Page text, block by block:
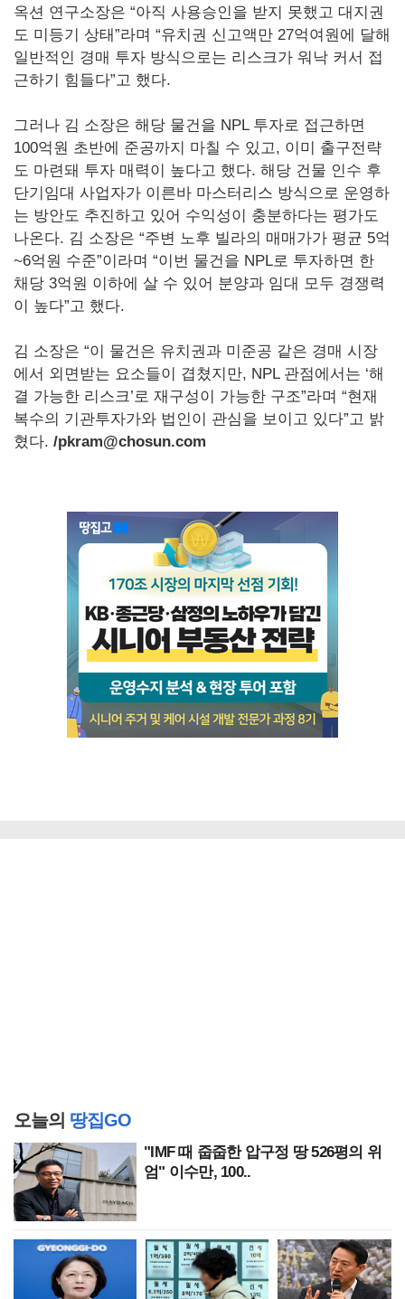
옥션 연구소장은 “아직 사용승인을 받지 못했고 대지권
도 미등기 상태”라며 “유치권 신고액만 27억여원에 달해
일반적인 경매 투자 방식으로는 리스크가 워낙 커서 접
근하기 힘들다”고 했다.
그러나 김 소장은 해당 물건을 NPL 투자로 접근하면
100억원 초반에 준공까지 마칠 수 있고, 이미 출구전략
도 마련돼 투자 매력이 높다고 했다. 해당 건물 인수 후
단기임대 사업자가 이른바 마스터리스 방식으로 운영하
는 방안도 추진하고 있어 수익성이 충분하다는 평가도
나온다. 김 소장은 “주변 노후 빌라의 매매가가 평균 5억
~6억원 수준”이라며 “이번 물건을 NPL로 투자하면 한
채당 3억원 이하에 살 수 있어 분양과 임대 모두 경쟁력
이 높다”고 했다.
김 소장은 “이 물건은 유치권과 미준공 같은 경매 시장
에서 외면받는 요소들이 겹쳤지만, NPL 관점에서는 ‘해
결 가능한 리스크’로 재구성이 가능한 구조”라며 “현재
복수의 기관투자가와 법인이 관심을 보이고 있다”고 밝
혔다. /pkram@chosun.com
오늘의 땅집GO
"IMF 때 줍줍한 압구정 땅 526평의 위
엄" 이수만, 100..